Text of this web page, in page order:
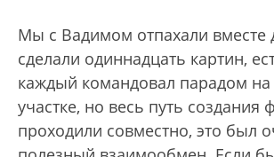
Мы с Вадимом отпахали вместе
сделали одиннадцать картин,
каждый командовал парадом на
участке, но весь путь создания
проходили совместно, это был